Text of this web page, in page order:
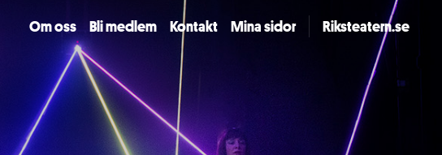
Om oss Bli medlem Kontakt Mina sidor Riksteatern.se